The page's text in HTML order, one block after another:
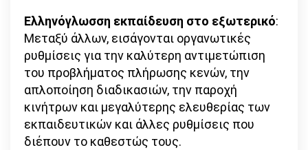
Ελληνόγλωσση εκπαίδευση στο εξωτερικό:
Μεταξύ άλλων, εισάγονται οργανωτικές
ρυθμίσεις για την καλύτερη αντιμετώπιση
του προβλήματος πλήρωσης κενών, την
απλοποίηση διαδικασιών, την παροχή
κινήτρων και μεγαλύτερης ελευθερίας των
εκπαιδευτικών και άλλες ρυθμίσεις που
διέπουν το καθεστώς τους.